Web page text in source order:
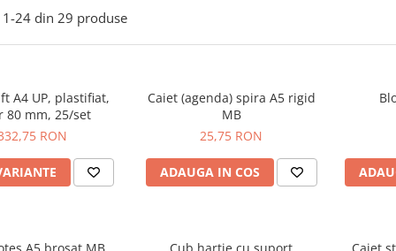
1-24 din 29 produse
A4 UP, plastifiat,
80 mm, 25/set
RON
Caiet (agenda) spira A5 rigid
MB
25,75 RON
ADAUGA IN COS